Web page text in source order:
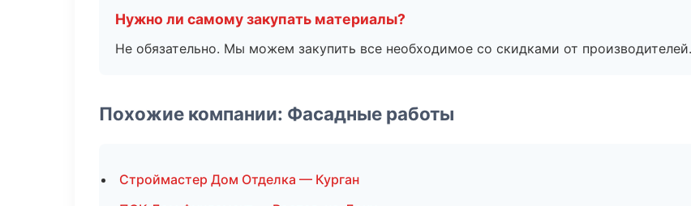
Нужно ли самому закупать материалы?
Не обязательно. Мы можем закупить все необходимое со скидками от производителей.
Похожие компании: Фасадные работы
Строймастер Дом Отделка — Курган